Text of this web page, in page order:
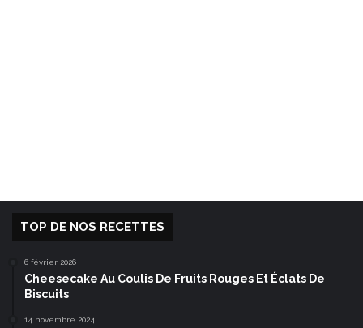
TOP DE NOS RECETTES
6 février 2026
Cheesecake Au Coulis De Fruits Rouges Et Éclats De
Biscuits
14 novembre 2024